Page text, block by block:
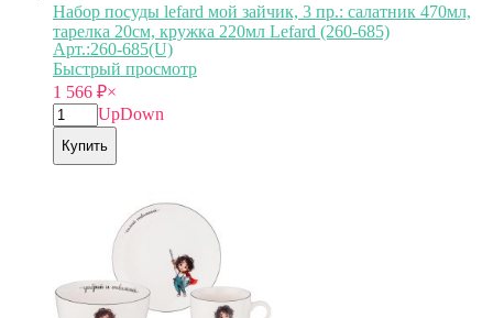
Набор посуды lefard мой зайчик, 3 пр.: салатник 470мл,
тарелка 20см, кружка 220мл Lefard (260-685)
Арт.:260-685(U)
Быстрый просмотр
1 566 ₽×
UpDown
Купить